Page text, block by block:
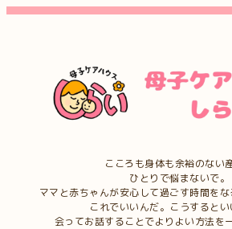
こころも身体も余裕のない
ひとりで悩まないで。
ママと赤ちゃんが安心して過ごす時間をな
これでいいんだ。こうするとい
会ってお話することでよりよい方法を